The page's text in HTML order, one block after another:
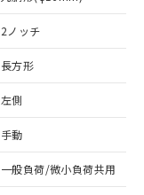
2ノッチ
長方形
左側
手動
一般負荷/微小負荷共用